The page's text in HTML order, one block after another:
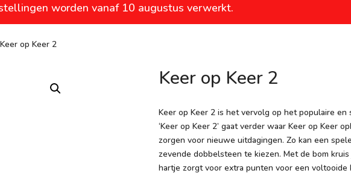
worden vanaf 10 augustus verwerkt.
op Keer 2
Keer op Keer 2
Keer op Keer 2 is het vervolg op het populaire
‘Keer op Keer 2’ gaat verder waar Keer op Keer
zorgen voor nieuwe uitdagingen. Zo kan een
zevende dobbelsteen te kiezen. Met de bom
hartje zorgt voor extra punten voor een voltooide